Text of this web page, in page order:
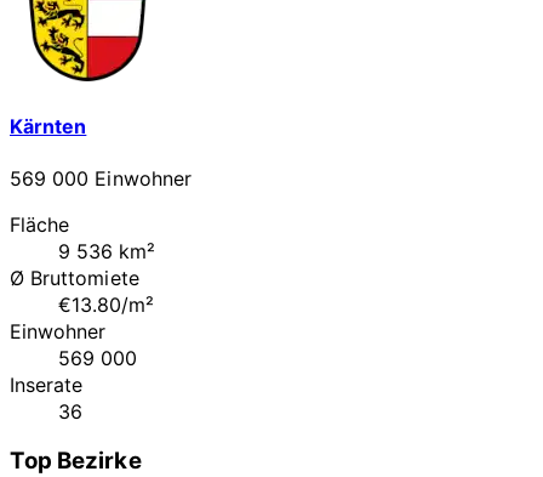
Kärnten
569 000 Einwohner
Fläche
9 536 km²
Ø Bruttomiete
€13.80/m²
Einwohner
569 000
Inserate
36
Top Bezirke